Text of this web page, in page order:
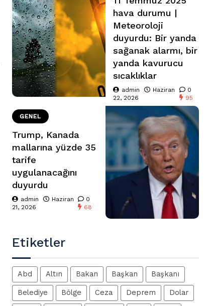
hava durumu |
Meteoroloji
duyurdu: Bir yanda
sağanak alarmı, bir
yanda kavurucu
sıcaklıklar
admin
Haziran
22, 2026
0
95
GENEL
Trump, Kanada
mallarına yüzde 35
tarife
uygulanacağını
duyurdu
admin
Haziran
21, 2026
0
68
Etiketler
Abd Altın Bakan Başkan Başkanı
Belediye Bölge Ceza Deprem Dolar